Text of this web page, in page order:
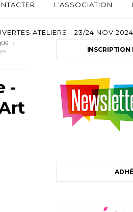
L'ASSOCIATION
ATELIERS - 23/24 NOV 2024
-
INSCRIPTION